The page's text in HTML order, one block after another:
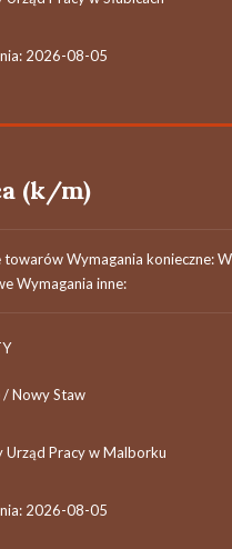
2026-08-05
(k/m)
towarów Wymagania konieczne:
Wymagania inne:
Nowy Staw
Urząd Pracy w Malborku
2026-08-05